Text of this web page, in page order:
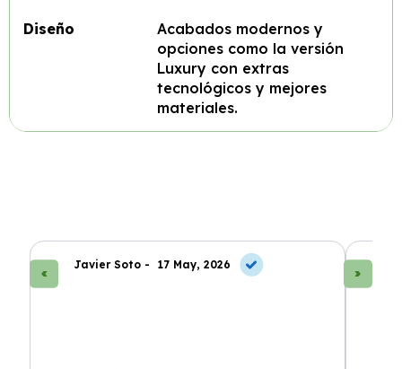
Diseño
Acabados modernos y
opciones como la versión
Luxury con extras
tecnológicos y mejores
materiales.
Javier Soto - 17 May, 2026